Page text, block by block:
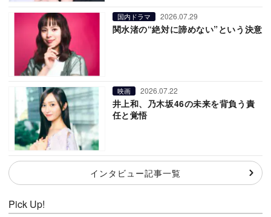
国内ドラマ 2026.07.29
関水渚の“絶対に諦めない”という決意
映画 2026.07.22
井上和、乃木坂46の未来を背負う責
任と覚悟
インタビュー記事一覧
Pick Up!